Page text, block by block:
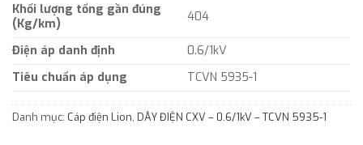
Khối lượng tổng gần đúng
(Kg/km)
404
Điện áp danh định
0.6/1kV
Tiêu chuẩn áp dụng
TCVN 5935-1
Danh mục: Cáp điện Lion, DÂY ĐIỆN CXV – 0.6/1kV – TCVN 5935-1